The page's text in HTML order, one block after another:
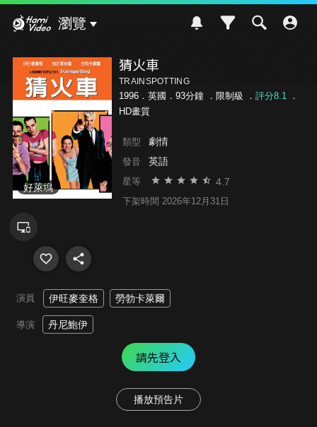
瀏覽
好萊塢
猜火車
TRAINSPOTTING
1996．英國．93分鐘 ． 限制級 ． 評分8.1．
HD畫質
類型 劇情
發音 英語
星等 4.7
下架時間 2026年12月31日
演員 伊旺麥奎格 勞勃卡萊爾
導演 丹尼鮑伊
請先登入
播放預告片